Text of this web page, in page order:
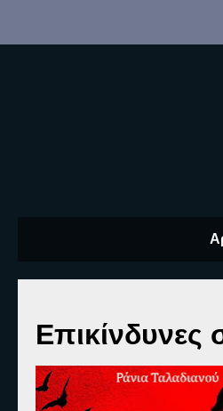
Επικίνδυνες